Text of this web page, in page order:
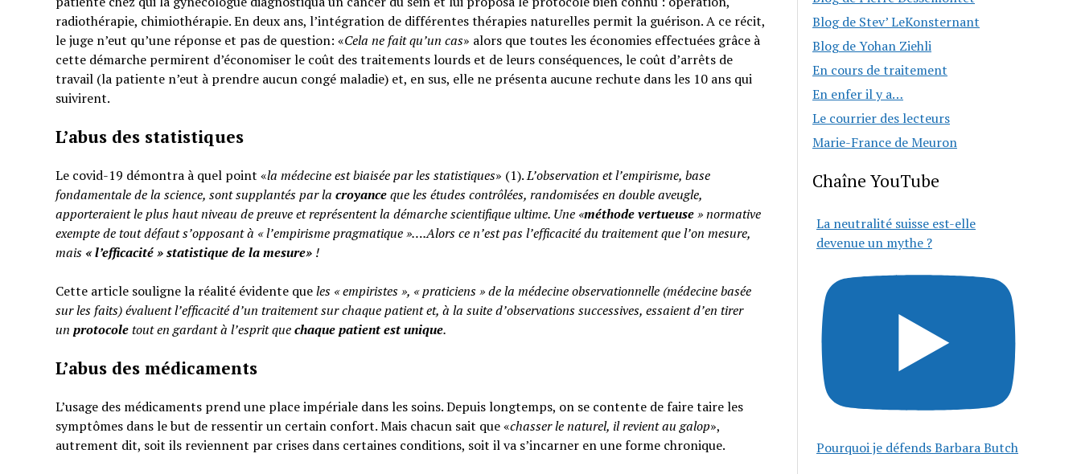
radiothérapie, chimiothérapie. En deux ans, l’intégration de différentes thérapies naturelles permit la guérison. A ce récit,
le juge n’eut qu’une réponse et pas de question: «Cela ne fait qu’un cas» alors que toutes les économies effectuées grâce à
cette démarche permirent d’économiser le coût des traitements lourds et de leurs conséquences, le coût d’arrêts de
travail (la patiente n’eut à prendre aucun congé maladie) et, en sus, elle ne présenta aucune rechute dans les 10 ans qui
suivirent.
L’abus des statistiques
Le covid-19 démontra à quel point «la médecine est biaisée par les statistiques» (1).L’observation et l’empirisme, base
fondamentale de la science, sont supplantés par la croyanceque les études contrôlées, randomisées en double aveugle,
apporteraient le plus haut niveau de preuve et représentent la démarche scientifique ultime. Une «méthode vertueuse» normative
exempte de tout défaut s’opposant à « l’empirisme pragmatique »….Alors ce n’est pas l’efficacité du traitement que l’on mesure,
mais «l’efficacité » statistique de la mesure» !
Cette article souligne la réalité évidente queles « empiristes », « praticiens » de la médecine observationnelle (médecine basée
sur les faits) évaluent l’efficacité d’un traitement sur chaque patient et, à la suite d’observations successives, essaient d’en tirer
un protocoletout en gardant à l’esprit quechaque patient est unique.
L’abus des médicaments
L’usage des médicaments prend une place impériale dans les soins. Depuis longtemps, on se contente de faire taire les
symptômes dans le but de ressentir un certain confort. Mais chacun sait que «chasser le naturel, il revient au galop»,
autrement dit, soit ils reviennent par crises dans certaines conditions, soit il va s’incarner en une forme chronique.
Blog de Stev’ LeKonsternant
Blog de Yohan Ziehli
En cours de traitement
En enfer il y a…
Le courrier des lecteurs
Marie-France de Meuron
Chaîne YouTube
La neutralité suisse est-elle
devenue un mythe ?
Pourquoi je défends Barbara Butch